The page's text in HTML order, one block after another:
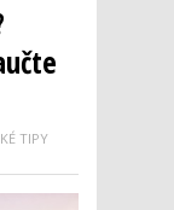
TIPY